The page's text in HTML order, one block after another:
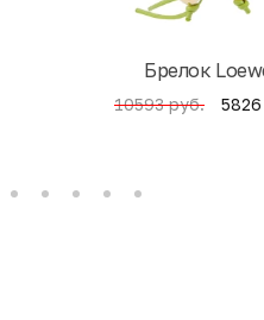
Брелок
10593 руб.